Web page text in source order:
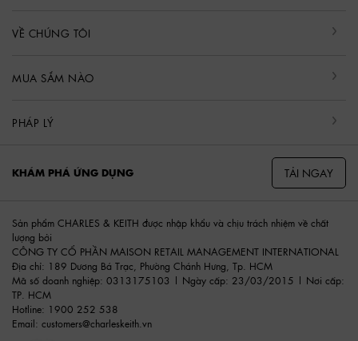
VỀ CHÚNG TÔI
MUA SẮM NÀO
PHÁP LÝ
KHÁM PHÁ ỨNG DỤNG TẢI NGAY
Sản phẩm CHARLES & KEITH được nhập khẩu và chịu trách nhiệm về chất
lượng bởi
CÔNG TY CỔ PHẦN MAISON RETAIL MANAGEMENT INTERNATIONAL
Địa chỉ: 189 Dương Bá Trạc, Phường Chánh Hưng, Tp. HCM
Mã số doanh nghiệp: 0313175103 | Ngày cấp: 23/03/2015 | Nơi cấp:
TP. HCM
Hotline: 1900 252 538
Email: customers@charleskeith.vn